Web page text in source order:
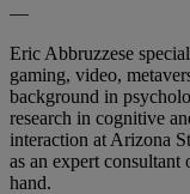
—
Eric Abbruzzese
gaming, video,
background in
research in cognitive
interaction at Arizona
as an expert
hand.